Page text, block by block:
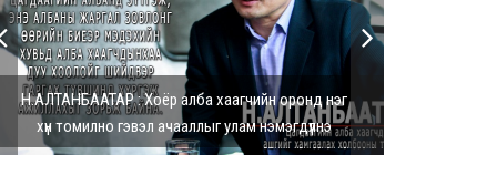
Г.Дамдинням: Шатахууны үнэ дээр
тохиролцох боломжгүй. Одоогоор
олдож байгаа газра...
8 сарын 05, 2026
Э.Батшугар: Монгол Улс нэг эх
үүсвэрээс буюу өндөр чанартай
эмийг, хямд үнээр худ...
Н.АЛТАНБААТАР : Хоёр алба хаагчийн оронд нэг
хүн томилно гэвэл ачааллыг улам нэмэгдүүлнэ